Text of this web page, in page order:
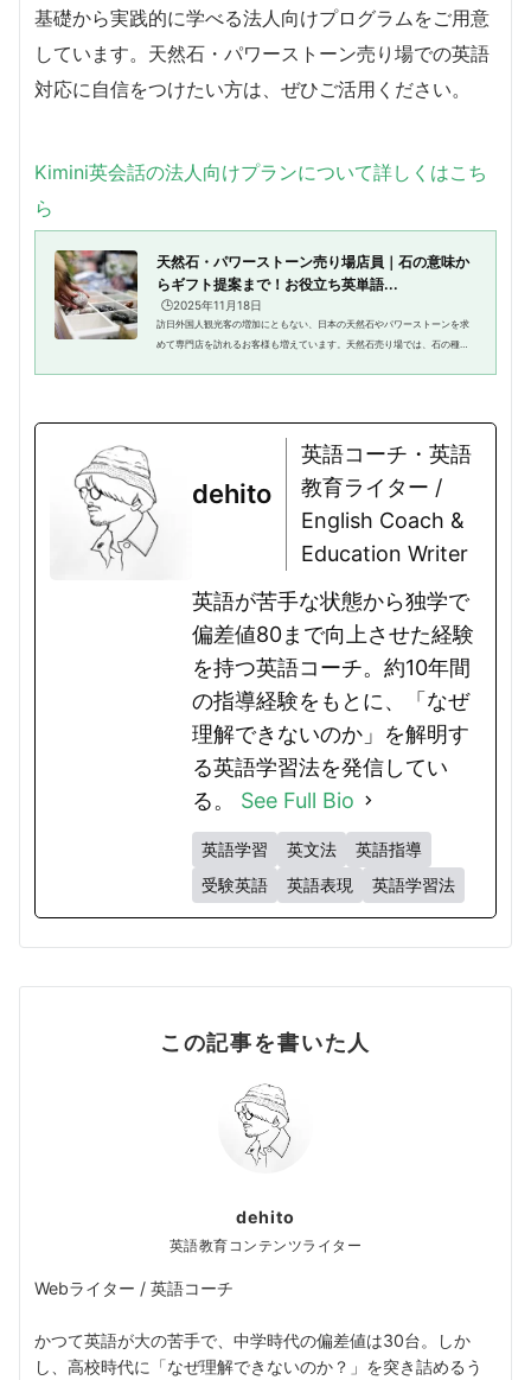
基礎から実践的に学べる法人向けプログラムをご用意
しています。天然石・パワーストーン売り場での英語
対応に自信をつけたい方は、ぜひご活用ください。
Kimini英会話の法人向けプランについて詳しくはこち
ら
天然石・パワーストーン売り場店員｜石の意味か
らギフト提案まで！お役立ち英単語...
🕒️2025年11月18日
訪日外国人観光客の増加にともない、日本の天然石やパワーストーンを求
めて専門店を訪れるお客様も増えています。天然石売り場では、石の種類
dehito
英語コーチ・英語
教育ライター /
English Coach &
Education Writer
英語が苦手な状態から独学で
偏差値80まで向上させた経験
を持つ英語コーチ。約10年間
の指導経験をもとに、「なぜ
理解できないのか」を解明す
る英語学習法を発信してい
る。 See Full Bio
英語学習 英文法
英語指導
受験英語
英語表現 英語学習法
この記事を書いた人
dehito
英語教育コンテンツライター
Webライター / 英語コーチ
かつて英語が大の苦手で、中学時代の偏差値は30台。しか
し、高校時代に「なぜ理解できないのか？」を突き詰めるう